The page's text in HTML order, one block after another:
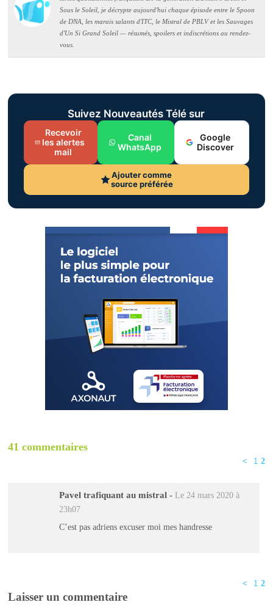
Sous le Soleil, je décrypte aujourd'hui chaque épisode entre le Spoon
de DNA, les marais salants d'ITC, le Mistral de PBLV et les Sauvages
d'Un Si Grand Soleil — résumés, spoilers et indiscrétions au rendez-
vous.
Suivez Nouveautés Télé sur
Recevoir
les alertes
mail
Canal
WhatsApp
Google
Discover
Ajouter comme
source préférée
41 commentaires
< 1 2
Pavel trafiquant au mistral - Le 24 mars 2020 à
23h07
C’est pas adriens excuser moi mes handresse
< 1 2
Laisser un commentaire